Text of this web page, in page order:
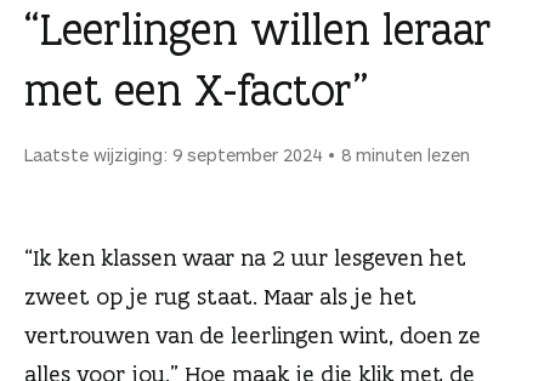
“Leerlingen willen leraar
met een X-factor”
Laatste wijziging: 9 september 2024 8 minuten lezen
“Ik ken klassen waar na 2 uur lesgeven het
zweet op je rug staat. Maar als je het
vertrouwen van de leerlingen wint, doen ze
alles voor jou.” Hoe maak je die klik met de